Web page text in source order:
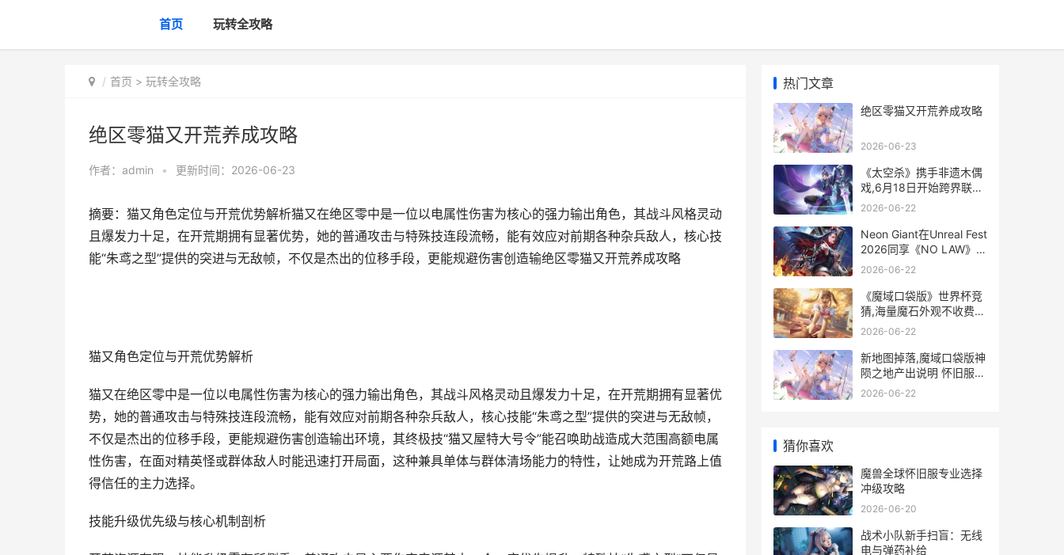
首页 玩转全攻略
首页 > 玩转全攻略
绝区零猫又开荒养成攻略
作者： admin • 更新时间：2026-06-23
摘要：猫又角色定位与开荒优势解析猫又在绝区零中是一位以电属性伤害为核心的强力输出角色，其战斗风格灵动
且爆发力十足，在开荒期拥有显著优势，她的普通攻击与特殊技连段流畅，能有效应对前期各种杂兵敌人，核心技
能“朱鸢之型”提供的突进与无敌帧，不仅是杰出的位移手段，更能规避伤害创造输绝区零猫又开荒养成攻略
猫又角色定位与开荒优势解析
猫又在绝区零中是一位以电属性伤害为核心的强力输出角色，其战斗风格灵动且爆发力十足，在开荒期拥有显著优
势，她的普通攻击与特殊技连段流畅，能有效应对前期各种杂兵敌人，核心技能“朱鸢之型”提供的突进与无敌帧，
不仅是杰出的位移手段，更能规避伤害创造输出环境，其终极技“猫又屋特大号令”能召唤助战造成大范围高额电属
性伤害，在面对精英怪或群体敌人时能迅速打开局面，这种兼具单体与群体清场能力的特性，让她成为开荒路上值
得信任的主力选择。
技能升级优先级与核心机制剖析
热门文章
绝区零猫又开荒养成攻略
2026-06-23
《太空杀》携手非遗木偶
戏,6月18日开始跨界联动
太空杀 原版
2026-06-22
Neon Giant在Unreal Fest
2026同享《NO LAW》放
开世界城市开发经验
2026-06-22
《魔域口袋版》世界杯竞
猜,海量魔石外观不收费拿
魔域口袋版手游官网
2026-06-22
新地图掉落,魔域口袋版神
陨之地产出说明 怀旧服地
穴魔的碎片
2026-06-22
猜你喜欢
魔兽全球怀旧服专业选择
冲级攻略
2026-06-20
战术小队新手扫盲：无线
电与弹药补给